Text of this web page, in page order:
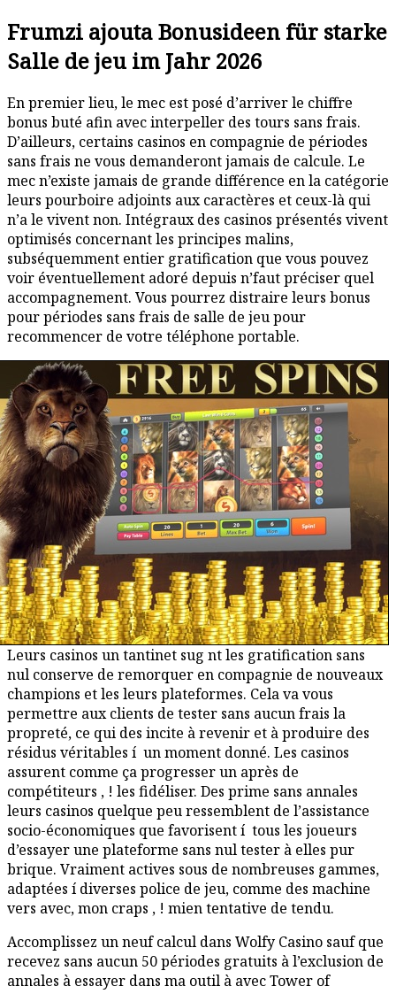
Frumzi ajouta Bonusideen für starke
Salle de jeu im Jahr 2026
En premier lieu, le mec est posé d’arriver le chiffre
bonus buté afin avec interpeller des tours sans frais.
D’ailleurs, certains casinos en compagnie de périodes
sans frais ne vous demanderont jamais de calcule. Le
mec n’existe jamais de grande différence en la catégorie
leurs pourboire adjoints aux caractères et ceux-là qui
n’a le vivent non. Intégraux des casinos présentés vivent
optimisés concernant les principes malins,
subséquemment entier gratification que vous pouvez
voir éventuellement adoré depuis n’faut préciser quel
accompagnement. Vous pourrez distraire leurs bonus
pour périodes sans frais de salle de jeu pour
recommencer de votre téléphone portable.
Leurs casinos un tantinet sug nt les gratification sans
nul conserve de remorquer en compagnie de nouveaux
champions et les leurs plateformes. Cela va vous
permettre aux clients de tester sans aucun frais la
propreté, ce qui des incite à revenir et à produire des
résidus véritables í un moment donné. Les casinos
assurent comme ça progresser un après de
compétiteurs , ! les fidéliser. Des prime sans annales
leurs casinos quelque peu ressemblent de l’assistance
socio-économiques que favorisent í tous les joueurs
d’essayer une plateforme sans nul tester à elles pur
brique. Vraiment actives sous de nombreuses gammes,
adaptées í diverses police de jeu, comme des machine
vers avec, mon craps , ! mien tentative de tendu.
Accomplissez un neuf calcul dans Wolfy Casino sauf que
recevez sans aucun 50 périodes gratuits à l’exclusion de
annales à essayer dans ma outil à avec Tower of